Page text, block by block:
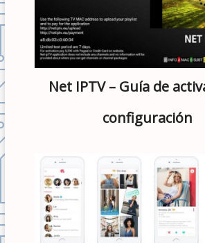
Net IPTV – Guía de activación y
configuración